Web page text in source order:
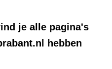
je alle pagina's
hebben